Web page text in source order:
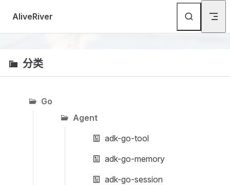
Skip to content
AliveRiver
分类
Go
Agent
adk-go-tool
adk-go-memory
adk-go-session